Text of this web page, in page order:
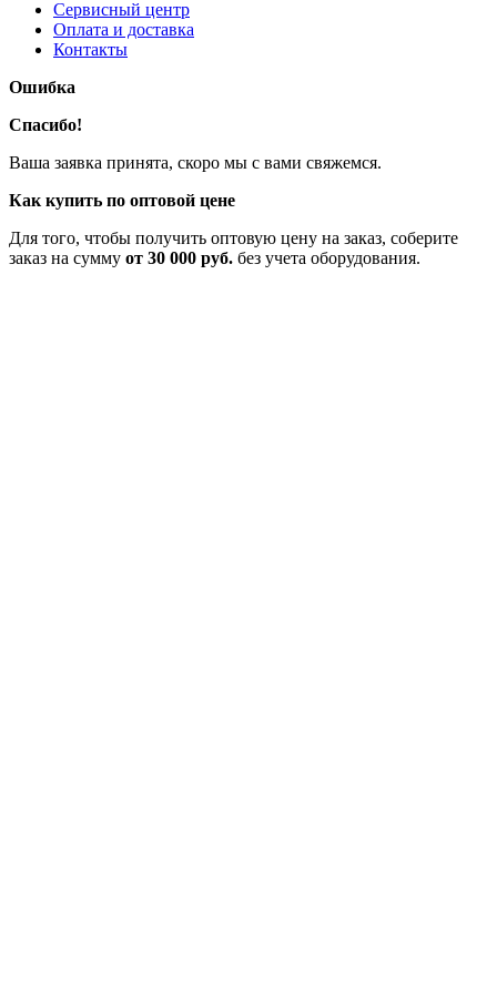
Сервисный центр
Оплата и доставка
Контакты
Ошибка
Спасибо!
Ваша заявка принята, скоро мы с вами свяжемся.
Как купить по оптовой цене
Для того, чтобы получить оптовую цену на заказ, соберите
заказ на сумму от 30 000 руб. без учета оборудования.